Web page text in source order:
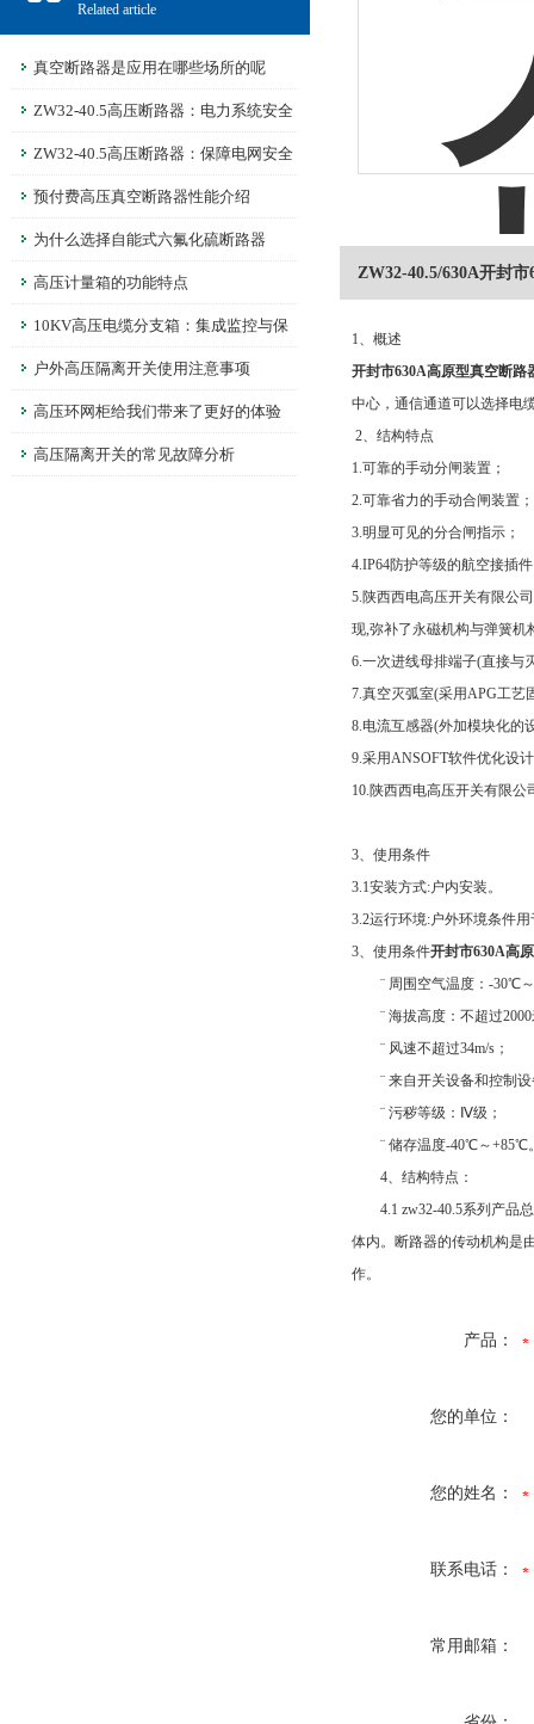
Related article
真空断路器是应用在哪些场所的呢
ZW32-40.5高压断路器：电力系统安全
的守护者
ZW32-40.5高压断路器：保障电网安全
的重要设备
预付费高压真空断路器性能介绍
为什么选择自能式六氟化硫断路器
高压计量箱的功能特点
10KV高压电缆分支箱：集成监控与保
护，提升电网运行可靠性
户外高压隔离开关使用注意事项
高压环网柜给我们带来了更好的体验
高压隔离开关的常见故障分析
ZW32-40.5/630A开封
1、概述
开封市630A高原型真空断路
中心，通信通道可以选择电
2、结构特点
1.可靠的手动分闸装置；
2.可靠省力的手动合闸装置；
3.明显可见的分合闸指示；
4.IP64防护等级的航空接插
5.陕西西电高压开关有限公
现,弥补了永磁机构与弹簧机
6.一次进线母排端子(直接与
7.真空灭弧室(采用APG工艺
8.电流互感器(外加模块化的
9.采用ANSOFT软件优化设
10.陕西西电高压开关有限
3、使用条件
3.1安装方式:户内安装。
3.2运行环境:户外环境条件
3、使用条件开封市630A高
¨ 周围空气温度：-30℃
¨ 海拔高度：不超过2000
¨ 风速不超过34m/s；
¨ 来自开关设备和控制设
¨ 污秽等级：Ⅳ级；
¨ 储存温度-40℃～+85℃
4、结构特点：
4.1 zw32-40.5系列产品总
体内。断路器的传动机构是
作。
产品：
您的单位：
您的姓名：
联系电话：
常用邮箱：